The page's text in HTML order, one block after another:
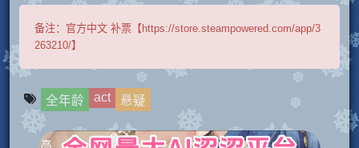
备注： 官方中文 补票【https://store.steampowered.com/app/3
263210/】
全年龄 act 悬疑